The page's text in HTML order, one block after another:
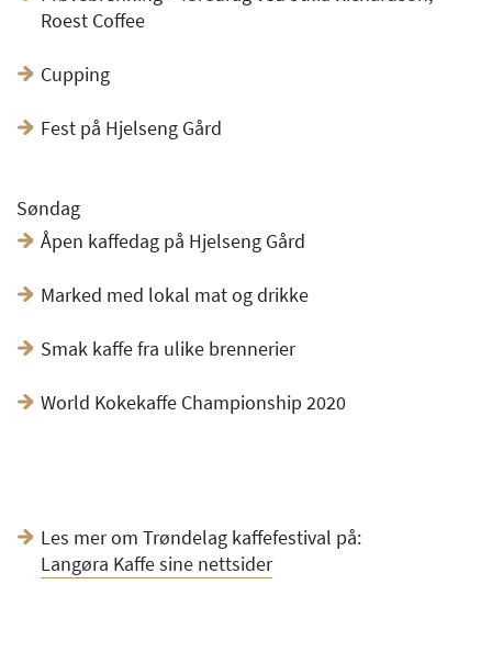
Roest Coffee
Cupping
Fest på Hjelseng Gård
Søndag
Åpen kaffedag på Hjelseng Gård
Marked med lokal mat og drikke
Smak kaffe fra ulike brennerier
World Kokekaffe Championship 2020
Les mer om Trøndelag kaffefestival på:
Langøra Kaffe sine nettsider